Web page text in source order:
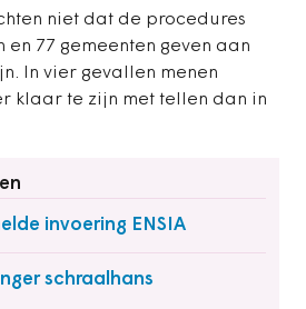
niet dat de procedures
77 gemeenten geven aan
In vier gevallen menen
klaar te zijn met tellen dan in
invoering ENSIA
schraalhans